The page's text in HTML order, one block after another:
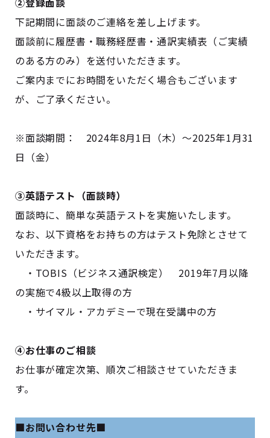
下記期間に面談のご連絡を差し上げます。
面談前に履歴書・職務経歴書・通訳実績表（ご実績
のある方のみ）を送付いただきます。
ご案内までにお時間をいただく場合もございます
が、ご了承ください。
※面談期間： 2024年8月1日（木）～2025年1月31
日（金）
③英語テスト（面談時）
面談時に、簡単な英語テストを実施いたします。
なお、以下資格をお持ちの方はテスト免除とさせて
いただきます。
・TOBIS（ビジネス通訳検定） 2019年7月以降
の実施で4級以上取得の方
・サイマル・アカデミーで現在受講中の方
④お仕事のご相談
お仕事が確定次第、順次ご相談させていただきま
す。
■お問い合わせ先■